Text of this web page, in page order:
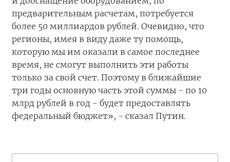
предварительным расчетам, потребуется
более 50 миллиардов рублей. Очевидно, что
регионы, имея в виду даже ту помощь,
которую мы им оказали в самое последнее
время, не смогут выполнить эти работы
только за свой счет. Поэтому в ближайшие
три годы основную часть этой суммы - по 10
млрд рублей в год - будет предоставлять
федеральный бюджет», - сказал Путин.